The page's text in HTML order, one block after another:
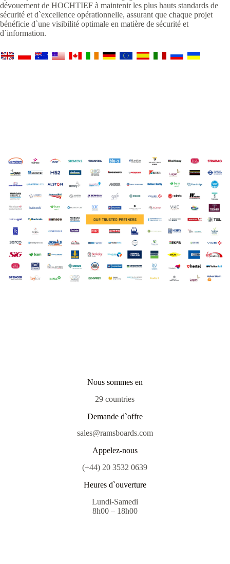
dévouement de HOCHTIEF à maintenir les plus hauts standards de
sécurité et d`excellence opérationnelle, assurant que chaque projet
bénéficie d`une visibilité optimale en matière de sécurité et
d`information.
Nous sommes en
29 countries
Demande d`offre
sales@ramsboards.com
Appelez-nous
(+44) 20 3532 0639
Heures d`ouverture
Lundi-Samedi
8h00 – 18h00